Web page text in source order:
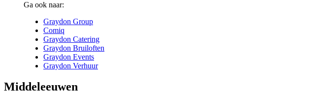
Ga ook naar:
Graydon Group
Comiq
Graydon Catering
Graydon Bruiloften
Graydon Events
Graydon Verhuur
Middeleeuwen